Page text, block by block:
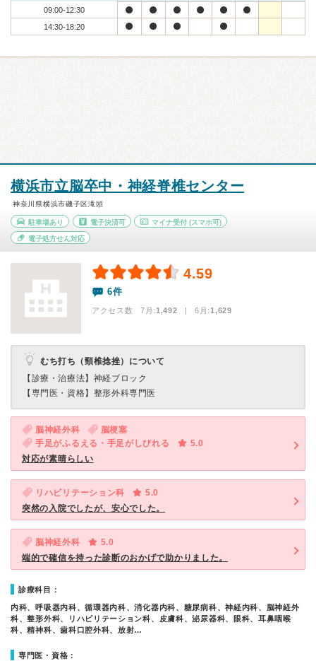
09:00-12:30
14:30-18:20
横浜市立脳卒中・神経脊椎センター
神奈川県横浜市磯子区滝頭
駐車場あり 電子決済可 マイナ受付 (スマホ可)
電子処方せん対応
4.59
6件
アクセス数 7月:1,492 | 6月:1,629
むち打ち（頸椎捻挫）について
【診療・治療法】 神経ブロック
【専門医・資格】 整形外科専門医
脳神経外科
脳梗塞
手足がふるえる・手足がしびれる
5.0
対応が素晴らしい
リハビリテーション科
5.0
突然の入院でしたが、安心でした。
脳神経外科
5.0
端的で確信を持った診断のおかげで助かりました。
診療科目：
内科、呼吸器内科、循環器内科、消化器内科、糖尿病科、神経内科、脳神経外
科、整形外科、リハビリテーション科、皮膚科、泌尿器科、眼科、耳鼻咽喉
科、精神科、歯科口腔外科、放射…
専門医・資格：